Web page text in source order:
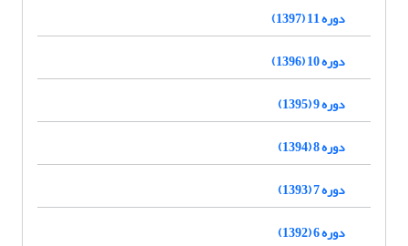
دوره 11 (1397)
دوره 10 (1396)
دوره 9 (1395)
دوره 8 (1394)
دوره 7 (1393)
دوره 6 (1392)